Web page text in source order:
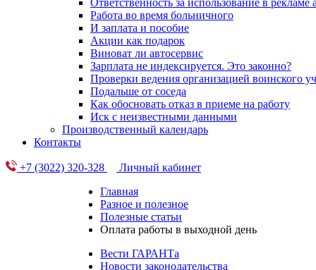
Ответственность за использование в рекламе
Работа во время больничного
И заплата и пособие
Акции как подарок
Виноват ли автосервис
Зарплата не индексируется. Это законно?
Проверки ведения организацией воинского
Подальше от соседа
Как обосновать отказ в приеме на работу
Иск с неизвестными данными
Производственный календарь
Контакты
+7 (3022) 320-328
Личный кабинет
Главная
Разное и полезное
Полезные статьи
Оплата работы в выходной день
Вести ГАРАНТа
Новости законодательства